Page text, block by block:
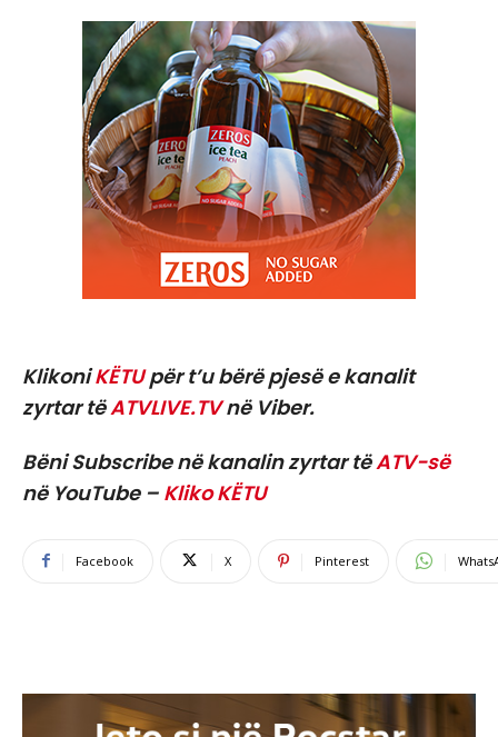
KlikoniKËTUpër t’u bërë pjesë e kanalit
zyrtar tëATVLIVE.TVnë Viber.
Bëni Subscribe në kanalin zyrtar tëATV-së
në YouTube – Kliko KËTU
Facebook X Pinterest